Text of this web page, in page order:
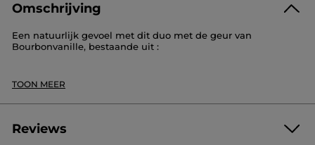
Omschrijving
Een natuurlijk gevoel met dit duo met de geur van
Bourbonvanille, bestaande uit :
1 Bodymilk Bourbonvanille – 390 ml
perfect gehydrateerd.
TOON MEER
Reviews